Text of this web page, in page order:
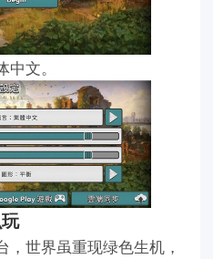
文。
世界虽重现绿色生机，